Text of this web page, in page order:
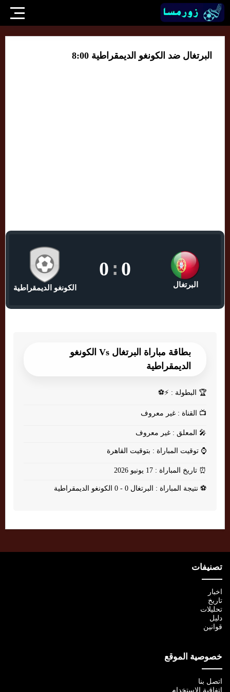
البرتغال ضد الكونغو الديمقراطية 8:00
البرتغال
0
:
0
الكونغو الديمقراطية
بطاقة مباراة البرتغال Vs الكونغو
الديمقراطية
🏆 البطولة : ⚡⚽
📺 القناة : غير معروف
🎤 المعلق : غير معروف
⌚ توقيت المباراة : بتوقيت القاهرة
⏰ تاريخ المباراة : 17 يونيو 2026
⚽ نتيجة المباراة : البرتغال 0 - 0 الكونغو الديمقراطية
تصنيفات
اخبار
تاريخ
تحليلات
دليل
قوانين
خصوصية الموقع
اتصل بنا
اتفاقية الإستخدام